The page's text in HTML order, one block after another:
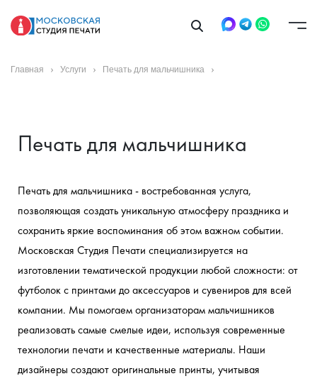
Главная Услуги Печать для мальчишника
Печать для мальчишника
Печать для мальчишника - востребованная услуга,
позволяющая создать уникальную атмосферу праздника и
сохранить яркие воспоминания об этом важном событии.
Московская Студия Печати специализируется на
изготовлении тематической продукции любой сложности: от
футболок с принтами до аксессуаров и сувениров для всей
компании. Мы помогаем организаторам мальчишников
реализовать самые смелые идеи, используя современные
технологии печати и качественные материалы. Наши
дизайнеры создают оригинальные принты, учитывая